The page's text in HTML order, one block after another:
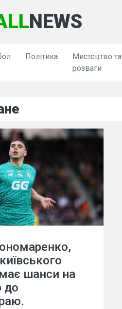
NEWS
Політика
Мистецтво та
розваги
шанси на
до